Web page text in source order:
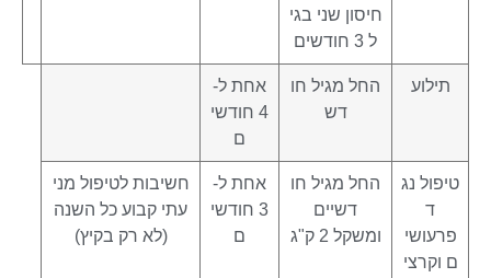
חיסון שני בגי
ל 3 חודשים
תילוע
החל מגיל חו
דש
אחת ל-
4 חודשי
ם
טיפול נג
ד
פרעושי
ם וקרצי
החל מגיל חו
דשיים
ומשקל 2 ק"ג
אחת ל-
3 חודשי
ם
חשיבות לטיפול מני
עתי קבוע כל השנה
(לא רק בקיץ)